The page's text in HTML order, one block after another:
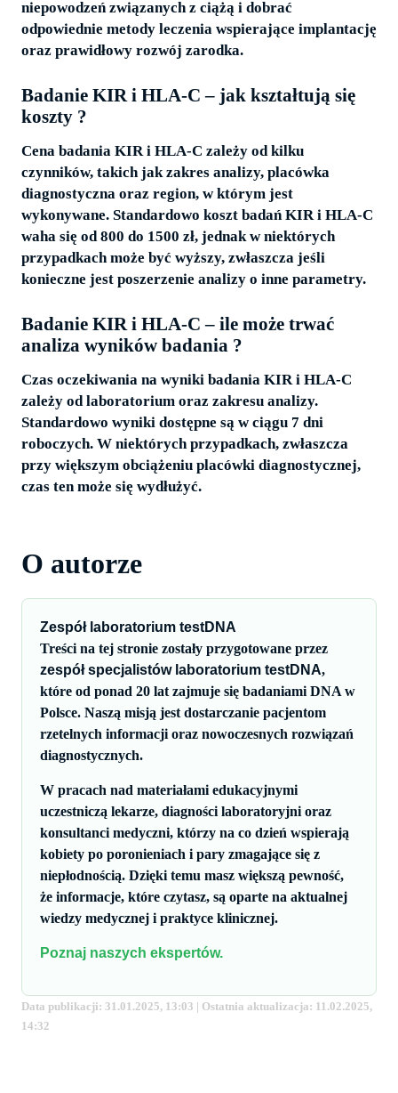
niepowodzeń związanych z ciążą i dobrać
odpowiednie metody leczenia wspierające implantację
oraz prawidłowy rozwój zarodka.
Badanie KIR i HLA-C – jak kształtują się
koszty ?
Cena badania KIR i HLA-C zależy od kilku
czynników, takich jak zakres analizy, placówka
diagnostyczna oraz region, w którym jest
wykonywane. Standardowo koszt badań KIR i HLA-C
waha się od 800 do 1500 zł, jednak w niektórych
przypadkach może być wyższy, zwłaszcza jeśli
konieczne jest poszerzenie analizy o inne parametry.
Badanie KIR i HLA-C – ile może trwać
analiza wyników badania ?
Czas oczekiwania na wyniki badania KIR i HLA-C
zależy od laboratorium oraz zakresu analizy.
Standardowo wyniki dostępne są w ciągu 7 dni
roboczych. W niektórych przypadkach, zwłaszcza
przy większym obciążeniu placówki diagnostycznej,
czas ten może się wydłużyć.
O autorze
Zespół laboratorium testDNA
Treści na tej stronie zostały przygotowane przez
zespół specjalistów laboratorium testDNA,
które od ponad 20 lat zajmuje się badaniami DNA w
Polsce. Naszą misją jest dostarczanie pacjentom
rzetelnych informacji oraz nowoczesnych rozwiązań
diagnostycznych.
W pracach nad materiałami edukacyjnymi
uczestniczą lekarze, diagności laboratoryjni oraz
konsultanci medyczni, którzy na co dzień wspierają
kobiety po poronieniach i pary zmagające się z
niepłodnością. Dzięki temu masz większą pewność,
że informacje, które czytasz, są oparte na aktualnej
wiedzy medycznej i praktyce klinicznej.
Poznaj naszych ekspertów.
Data publikacji: 31.01.2025, 13:03 | Ostatnia aktualizacja: 11.02.2025,
14:32